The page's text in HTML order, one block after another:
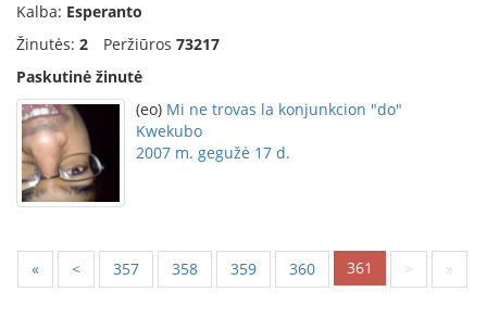
Kalba: Esperanto
Žinutės: 2 Peržiūros 73217
Paskutinė žinutė
(eo) Mi ne trovas la konjunkcion "do"
Kwekubo
2007 m. gegužė 17 d.
« < 357 358 359 360 361 > »